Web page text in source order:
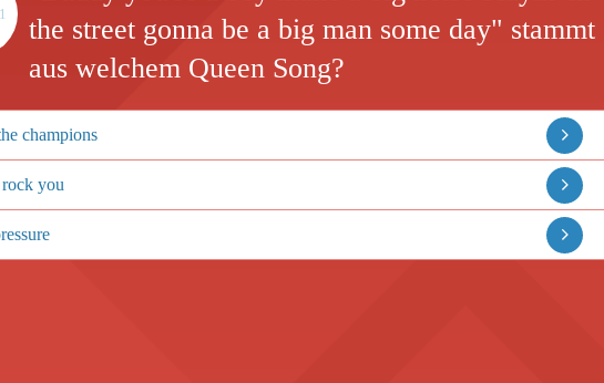
the street gonna be a big man some day" stammt
aus welchem Queen Song?
champions
you